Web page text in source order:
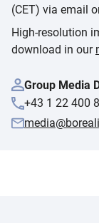
(CET) via email
High-resolution
download in our
Group Media
+43 1 22 400